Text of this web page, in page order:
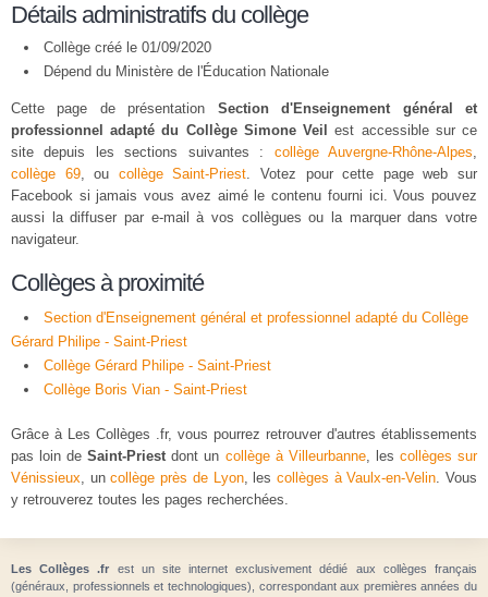
Détails administratifs du collège
Collège créé le 01/09/2020
Dépend du Ministère de l'Éducation Nationale
Cette page de présentation Section d'Enseignement général et
professionnel adapté du Collège Simone Veil
est accessible sur ce
site depuis les sections suivantes : collège Auvergne-Rhône-Alpes,
collège 69, ou collège Saint-Priest. Votez pour cette page web sur
Facebook si jamais vous avez aimé le contenu fourni ici. Vous pouvez
aussi la diffuser par e-mail à vos collègues ou la marquer dans votre
navigateur.
Collèges à proximité
Section d'Enseignement général et professionnel adapté du Collège
Gérard Philipe - Saint-Priest
Collège Gérard Philipe - Saint-Priest
Collège Boris Vian - Saint-Priest
Grâce à Les Collèges .fr, vous pourrez retrouver d'autres établissements
pas loin deSaint-Priestdont un collège à Villeurbanne, les collèges sur
Vénissieux, uncollège près de Lyon, les collèges à Vaulx-en-Velin. Vous
y retrouverez toutes les pages recherchées.
Les Collèges .fr est un site internet exclusivement dédié aux collèges français
(généraux, professionnels et technologiques), correspondant aux premières années du